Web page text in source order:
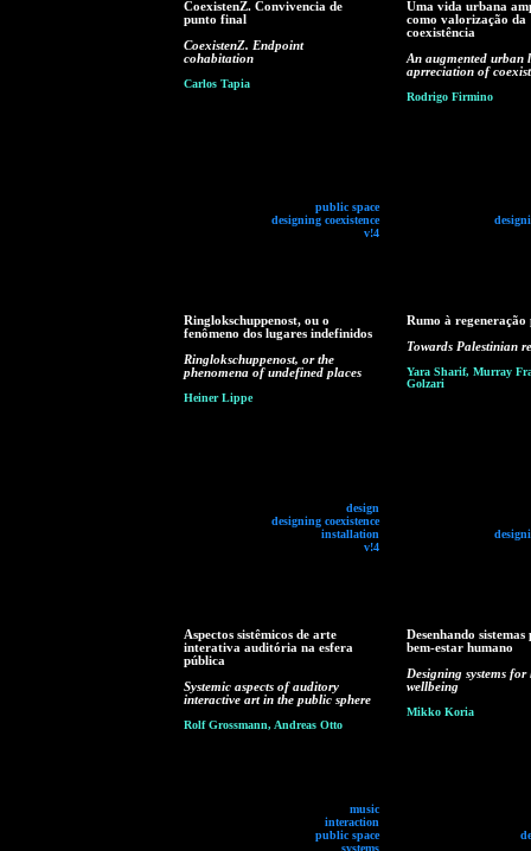
CoexistenZ. Convivencia de
punto final
CoexistenZ. Endpoint
cohabitation
Carlos Tapia
public space
designing coexistence
v!4
Uma vida urbana
como valorização da
coexistência
An augmented urban
aprreciation of
Rodrigo Firmino
Ringlokschuppenost, ou o
fenômeno dos lugares indefinidos
Ringlokschuppenost, or the
phenomena of undefined places
Heiner Lippe
design
designing coexistence
installation
v!4
Rumo à regeneração
Towards Palestinian
Yara Sharif, Murray
Golzari
Aspectos sistêmicos de arte
interativa auditória na esfera
pública
Systemic aspects of auditory
interactive art in the public sphere
Rolf Grossmann, Andreas Otto
music
interaction
public space
systems
Desenhando sistemas
bem-estar humano
Designing systems for
wellbeing
Mikko Koria